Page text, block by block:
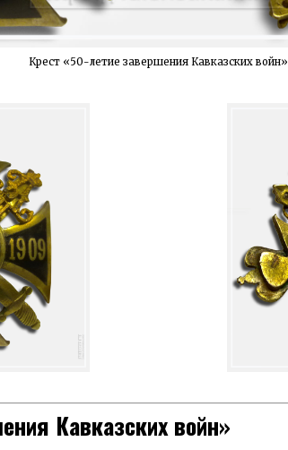
Крест «50-летие завершения Кавказских войн»
Кавказских войн»